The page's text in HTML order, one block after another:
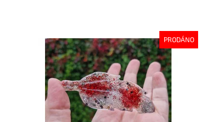
PRODÁNO
Dostupnost:
Vyprodáno
10386